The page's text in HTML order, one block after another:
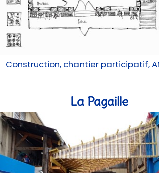
Construction, chantier participatif,
La Pagaille